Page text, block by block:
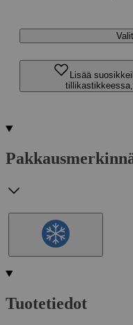
Lisää
Tuotetiedot